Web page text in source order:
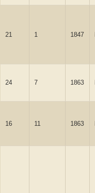
21 1 1847
24 7 1863
16 11 1863